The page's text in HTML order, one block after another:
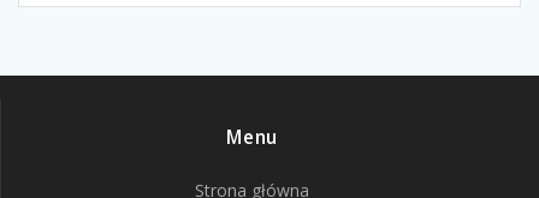
Menu
Strona główna